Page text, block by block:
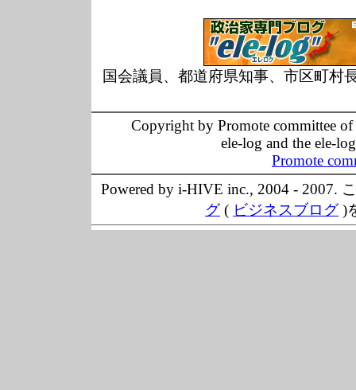
国会議員、都道府県知事、市区町村
Copyright by Promote committee
ele-log and the ele-
Promote
Powered by i-HIVE inc., 2004 - 2007.
グ( ビジネスブログ)